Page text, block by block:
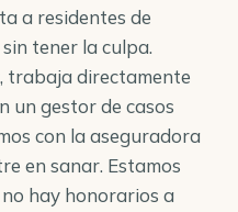
a residentes de
tener la culpa.
trabaja directamente
un gestor de casos
con la aseguradora
en sanar. Estamos
hay honorarios a